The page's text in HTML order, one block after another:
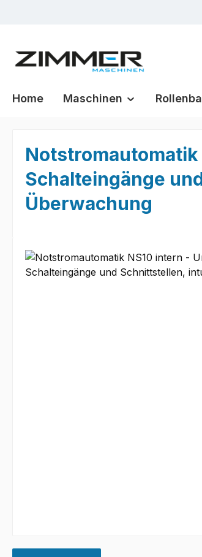
Home Maschinen
Schalteingänge
Überwachung
Bildergalerie überspringen